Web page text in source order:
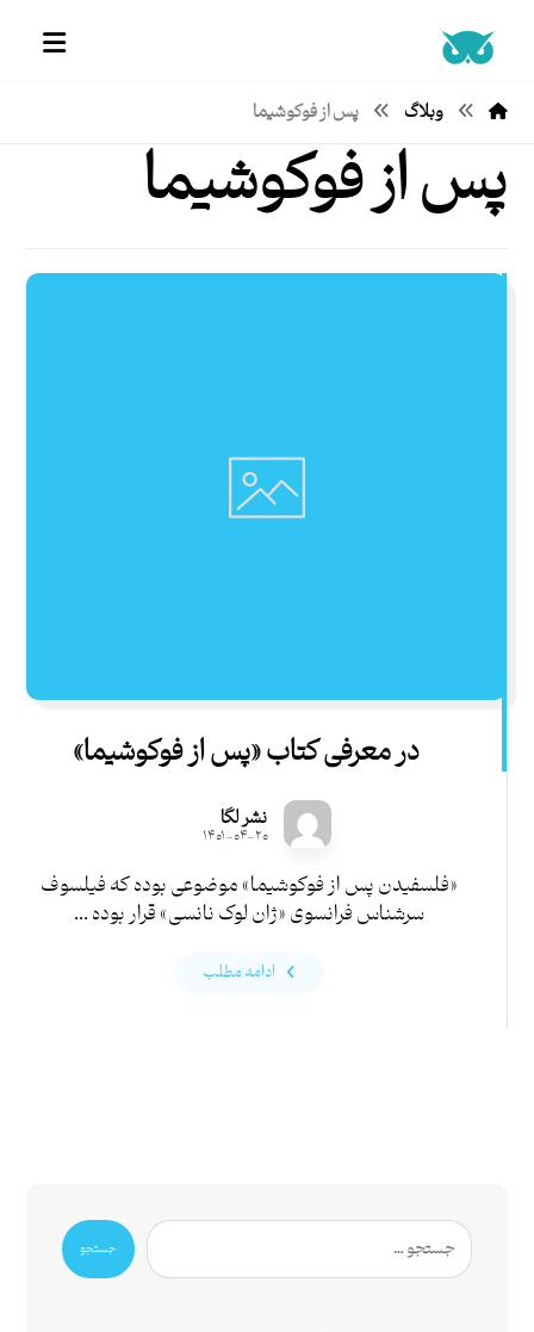
وبلاگ پس از فوکوشیما
پس از فوکوشیما
در معرفی کتاب «پس از فوکوشیما»
نشر لگا
۱۴۰۱-۰۴-۲۰
«فلسفیدن پس از فوکوشیما» موضوعی بوده که فیلسوف
سرشناس فرانسوی «ژان لوک نانسی» قرار بوده ...
ادامه مطلب
جستجو